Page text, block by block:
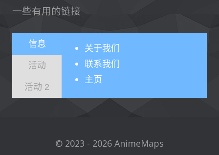
一些有用的链接
信息
活动
活动 2
关于我们
联系我们
主页
© 2023 - 2026 AnimeMaps